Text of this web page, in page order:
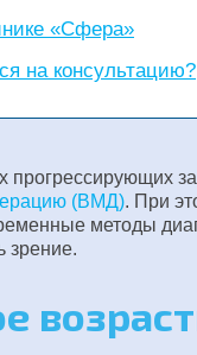
«Сфера»
на консультацию?
прогрессирующих
(ВМД). При
методы
зрение.